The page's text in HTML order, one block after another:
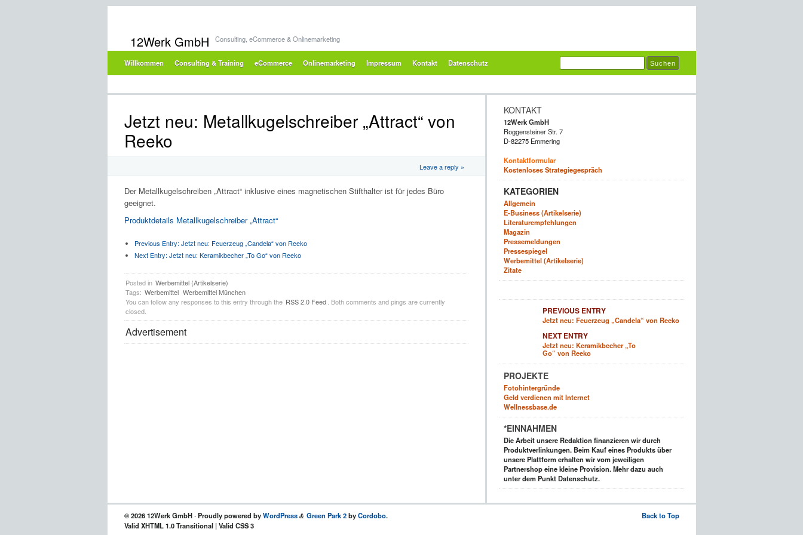
12Werk GmbH Consulting, eCommerce & Onlinemarketing
Willkommen Consulting & Training eCommerce Onlinemarketing Impressum Kontakt Datenschutz
Jetzt neu: Metallkugelschreiber „Attract“ von
Reeko
Leave a reply »
Der Metallkugelschreiben „Attract“ inklusive eines magnetischen Stifthalter ist für jedes Büro
geeignet.
Produktdetails Metallkugelschreiber „Attract“
Previous Entry: Jetzt neu: Feuerzeug „Candela“ von Reeko
Next Entry: Jetzt neu: Keramikbecher „To Go“ von Reeko
Posted in Werbemittel (Artikelserie)
Tags: Werbemittel Werbemittel München
You can follow any responses to this entry through the RSS 2.0 Feed . Both comments and pings are currently
closed.
Advertisement
KONTAKT
12Werk GmbH
Roggensteiner Str. 7
D-82275 Emmering
Kontaktformular
Kostenloses Strategiegespräch
KATEGORIEN
Allgemein
E-Business (Artikelserie)
Literaturempfehlungen
Magazin
Pressemeldungen
Pressespiegel
Werbemittel (Artikelserie)
Zitate
PREVIOUS ENTRY
Jetzt neu: Feuerzeug „Candela“ von Reeko
NEXT ENTRY
Jetzt neu: Keramikbecher „To
Go“ von Reeko
PROJEKTE
Fotohintergründe
Geld verdienen mit Internet
Wellnessbase.de
*EINNAHMEN
Die Arbeit unsere Redaktion finanzieren wir durch
Produktverlinkungen. Beim Kauf eines Produkts über
unsere Plattform erhalten wir vom jeweiligen
Partnershop eine kleine Provision. Mehr dazu auch
unter dem Punkt Datenschutz.
Back to Top
© 2026 12Werk GmbH · Proudly powered byWordPress & Green Park 2byCordobo.
Valid XHTML 1.0 Transitional | Valid CSS 3